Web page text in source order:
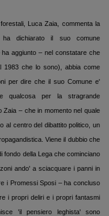
Luca Zaia, commenta la
ha dichiarato il suo comune
aggiunto – nel constatare che
1983 che lo sono), abbia come
per dire che il suo Comune e'
qualcosa per la stragrande
Zaia – che in momento nel quale
al centro del dibattito politico, un
Viene il dubbio che
fondo della Lega che cominciano
ando' a sciacquare i panni in
i Promessi Sposi – ha concluso
i propri deliri e i propri fantasmi
'il pensiero leghista' sono